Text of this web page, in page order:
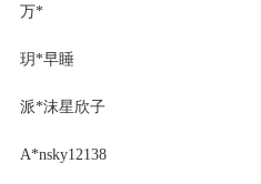
万*
玥*早睡
派*沫星欣子
A*nsky12138